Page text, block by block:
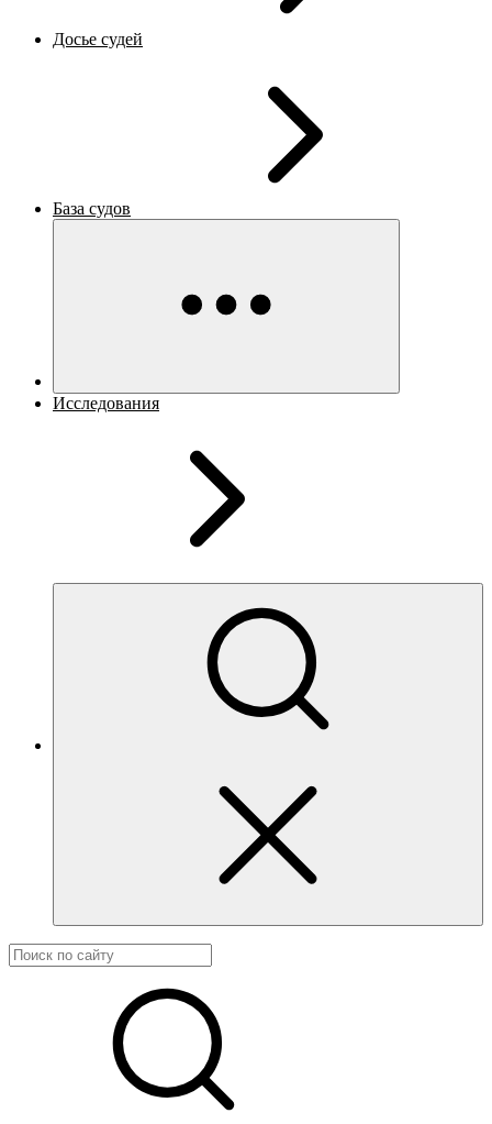
Досье судей
База судов
Исследования